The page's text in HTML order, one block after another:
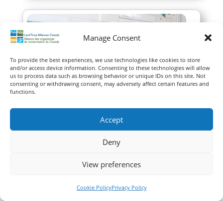
Manage Consent
To provide the best experiences, we use technologies like cookies to store
and/or access device information. Consenting to these technologies will allow
us to process data such as browsing behavior or unique IDs on this site. Not
consenting or withdrawing consent, may adversely affect certain features and
functions.
Accept
Deny
View preferences
Cookie PolicyPrivacy Policy
Colombie-Britannique